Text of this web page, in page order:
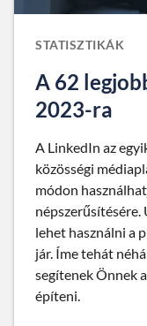
STATISZTIKÁK
A 62
2023-ra
A LinkedIn az
közösségi
módon
népszerűsítésére.
lehet használni a
jár. Íme tehát
segítenek Önnek
építeni.